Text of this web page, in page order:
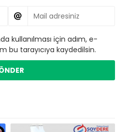
kullanılması için adım, e-
bu tarayıcıya kaydedilsin.